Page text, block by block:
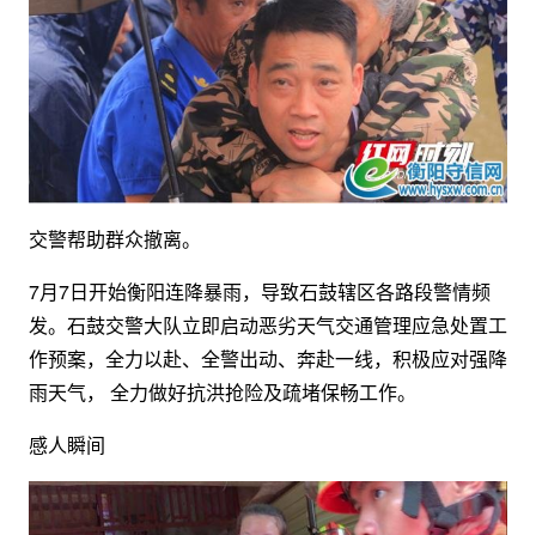
交警帮助群众撤离。
7月7日开始衡阳连降暴雨，导致石鼓辖区各路段警情频
发。石鼓交警大队立即启动恶劣天气交通管理应急处置工
作预案，全力以赴、全警出动、奔赴一线，积极应对强降
雨天气， 全力做好抗洪抢险及疏堵保畅工作。
感人瞬间